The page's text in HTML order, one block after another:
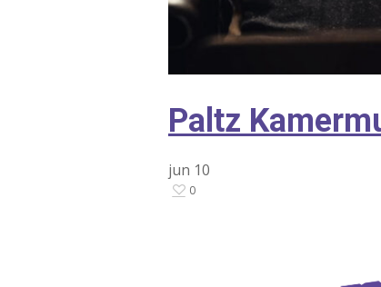
Paltz
jun 10
0